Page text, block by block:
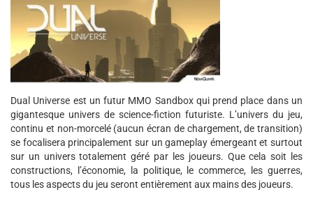
Dual Universe est un futur MMO Sandbox qui prend place dans un
gigantesque univers de science-fiction futuriste. L’univers du jeu,
continu et non-morcelé (aucun écran de chargement, de transition)
se focalisera principalement sur un gameplay émergeant et surtout
sur un univers totalement géré par les joueurs. Que cela soit les
constructions, l’économie, la politique, le commerce, les guerres,
tous les aspects du jeu seront entièrement aux mains des joueurs.